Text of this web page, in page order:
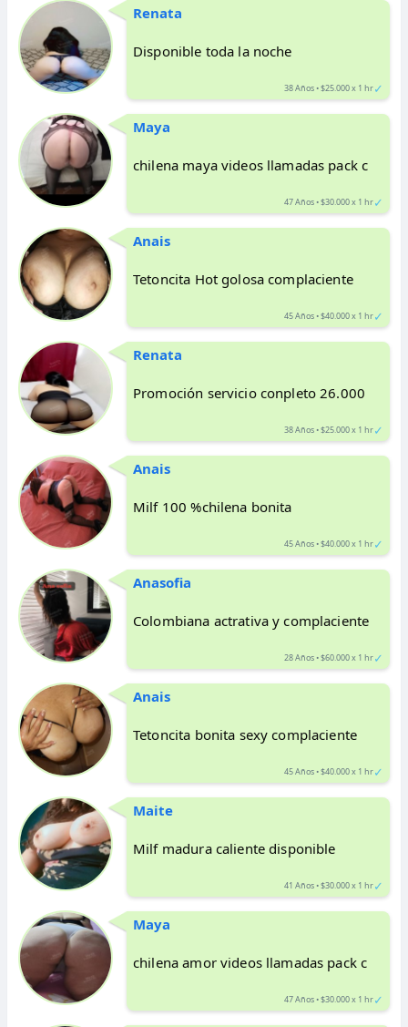
Renata
Disponible toda la noche
38 Años • $25.000 x 1 hr✓
Maya
chilena maya videos llamadas pack c
47 Años • $30.000 x 1 hr✓
Anais
Tetoncita Hot golosa complaciente
45 Años • $40.000 x 1 hr✓
Renata
Promoción servicio conpleto 26.000
38 Años • $25.000 x 1 hr✓
Anais
Milf 100 %chilena bonita
45 Años • $40.000 x 1 hr✓
Anasofia
Colombiana actrativa y complaciente
28 Años • $60.000 x 1 hr✓
Anais
Tetoncita bonita sexy complaciente
45 Años • $40.000 x 1 hr✓
Maite
Milf madura caliente disponible
41 Años • $30.000 x 1 hr✓
Maya
chilena amor videos llamadas pack c
47 Años • $30.000 x 1 hr✓